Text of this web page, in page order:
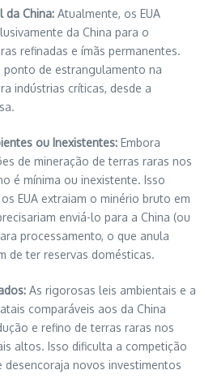
da China: Atualmente, os EUA
da China para o
refinadas e ímãs permanentes.
ponto de estrangulamento na
indústrias críticas, desde a
ou Inexistentes: Embora
de mineração de terras raras nos
é mínima ou inexistente. Isso
EUA extraiam o minério bruto em
enviá-lo para a China (ou
processamento, o que anula
de ter reservas domésticas.
As rigorosas leis ambientais e a
comparáveis aos da China
e refino de terras raras nos
altos. Isso dificulta a competição
desencoraja novos investimentos